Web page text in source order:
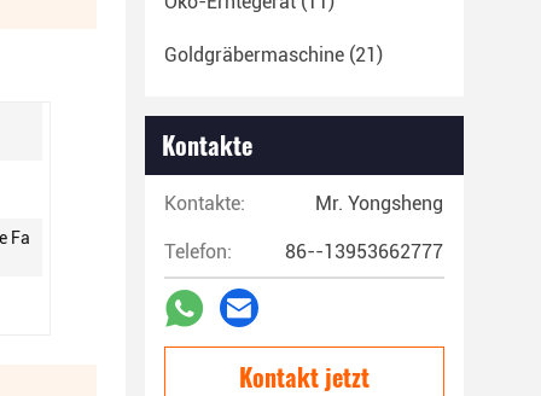
Fa
Goldgräbermaschine (21)
Kontakte
Kontakte: Mr. Yongsheng
Telefon: 86--13953662777
Kontakt jetzt